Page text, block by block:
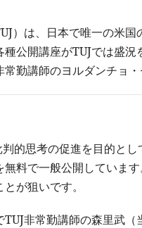
）は、日本で唯一の米
公開講座がTUJでは盛
勤講師のヨルダンチョ・
判的思考の促進を目的と
料で一般公開していま
が狙いです。
非常勤講師の森里武